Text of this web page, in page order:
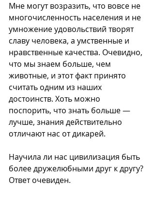
Мне могут возразить, что вовсе не
многочисленность населения и не
умножение удовольствий творят
славу человека, а умственные и
нравственные качества. Очевидно,
что мы знаем больше, чем
животные, и этот факт принято
считать одним из наших
достоинств. Хоть можно
поспорить, что знать больше —
лучше, знания действительно
отличают нас от дикарей.
Научила ли нас цивилизация быть
более дружелюбными друг к другу?
Ответ очевиден.